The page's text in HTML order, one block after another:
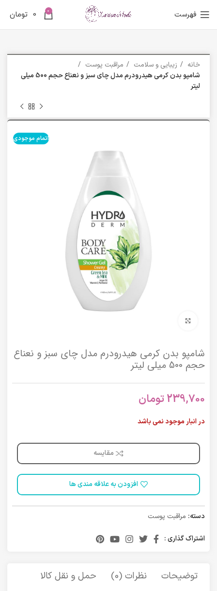
فهرست 0
0 تومان
خانه زیبایی و سلامت
مراقبت پوست
شامپو بدن کرمی هیدرودرم مدل چای سبز و نعناع حجم 500 میلی
لیتر
اتمام موجودی
شامپو بدن کرمی هیدرودرم مدل چای سبز و نعناع
حجم 500 میلی لیتر
239,700تومان
در انبار موجود نمی باشد
مقایسه
افزودن به علاقه مندی ها
دسته: مراقبت پوست
اشتراک گذاری :
توضیحات نظرات (0) حمل و نقل کالا